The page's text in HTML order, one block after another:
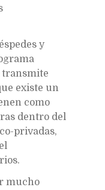
y
transmite
existe un
como
dentro del
privadas,
mucho